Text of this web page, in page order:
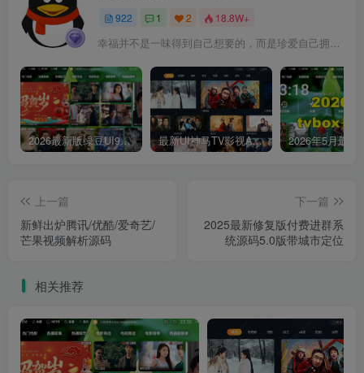
922 1 2 18.8W+
幸福并不是一味得到自己想要的，而是珍爱自己拥有的
2026最新版绿豆UI9双端影视APP源码 最新UI神马TV影视APP源码 乐檬影视苹果CMS后台 包含前后端源码
上一篇
新鲜出炉腾讯/优酷/爱奇艺/
芒果视频解析源码
下一篇
2025最新修复版付费进群系
统源码5.0版带城市定位
相关推荐